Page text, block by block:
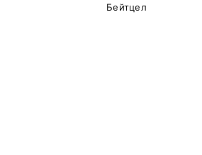
Бейтцел